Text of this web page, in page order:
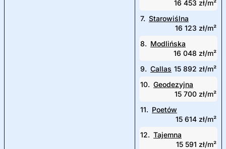
16 453 zł/m²
7. Starowiślna
16 123 zł/m²
8. Modlińska
16 048 zł/m²
9. Callas 15 892 zł/m²
10. Geodezyjna
15 700 zł/m²
11. Poetów
15 614 zł/m²
12. Tajemna
15 591 zł/m²